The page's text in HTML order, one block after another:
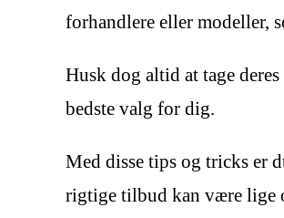
forhandlere eller modeller,
Husk dog altid at tage
bedste valg for dig.
Med disse tips og tricks er
rigtige tilbud kan være lige